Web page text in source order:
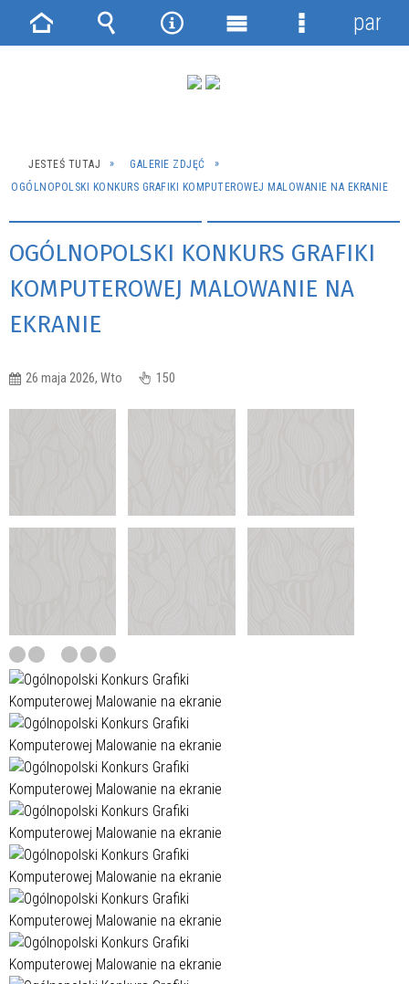
JESTEŚ TUTAJ
GALERIE ZDJĘĆ
OGÓLNOPOLSKI KONKURS GRAFIKI KOMPUTEROWEJ MALOWANIE NA EKRANIE
OGÓLNOPOLSKI KONKURS GRAFIKI
KOMPUTEROWEJ MALOWANIE NA
EKRANIE
26 maja 2026, Wto 150
Strona Wyszukiwarka
NarzędziaMenu
Menu
panel